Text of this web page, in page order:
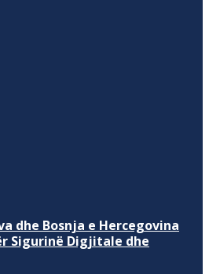
dhe Bosnja e Hercegovina
Sigurinë Digjitale dhe